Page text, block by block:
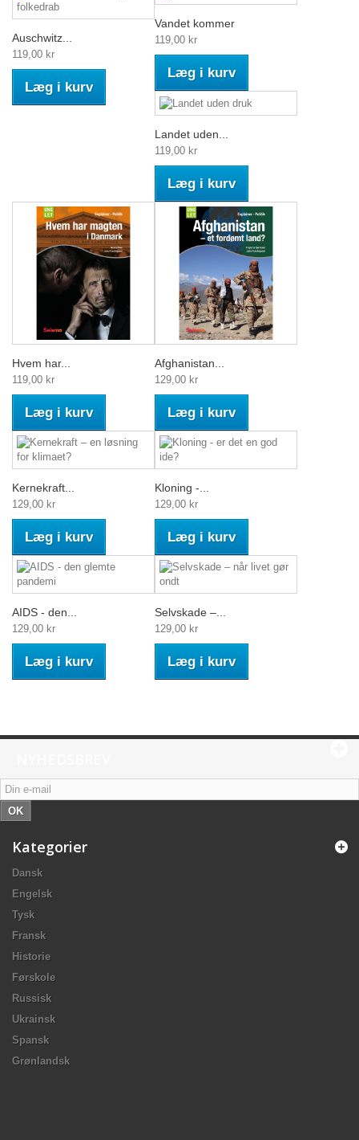
Auschwitz...
119,00 kr
Læg i kurv
Vandet kommer
119,00 kr
Læg i kurv
Landet uden...
119,00 kr
Læg i kurv
Hvem har...
119,00 kr
Læg i kurv
Afghanistan...
129,00 kr
Læg i kurv
Kernekraft...
129,00 kr
Læg i kurv
Kloning -...
129,00 kr
Læg i kurv
AIDS - den...
129,00 kr
Læg i kurv
Selvskade –...
129,00 kr
Læg i kurv
OK
Kategorier
Dansk
Engelsk
Tysk
Fransk
Historie
Førskole
Russisk
Ukrainsk
Spansk
Grønlandsk